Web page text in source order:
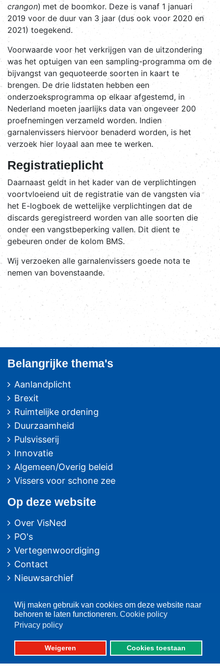
Wij maken gebruik van cookies om deze website naar
behoren te laten functioneren. Cookie policy
Privacy policy
Weigeren Cookies toestaan
crangon) met de boomkor. Deze is vanaf 1 januari
2019 voor de duur van 3 jaar (dus ook voor 2020 en
2021) toegekend.
Voorwaarde voor het verkrijgen van de uitzondering
was het optuigen van een sampling-programma om de
bijvangst van gequoteerde soorten in kaart te
brengen. De drie lidstaten hebben een
onderzoeksprogramma op elkaar afgestemd, in
Nederland moeten jaarlijks data van ongeveer 200
proefnemingen verzameld worden. Indien
garnalenvissers hiervoor benaderd worden, is het
verzoek hier loyaal aan mee te werken.
Registratieplicht
Daarnaast geldt in het kader van de verplichtingen
voortvloeiend uit de registratie van de vangsten via
het E-logboek de wettelijke verplichtingen dat de
discards geregistreerd worden van alle soorten die
onder een vangstbeperking vallen. Dit dient te
gebeuren onder de kolom BMS.
Wij verzoeken alle garnalenvissers goede nota te
nemen van bovenstaande.
Belangrijke thema's
Aanlandplicht
Brexit
Ruimtelijke ordening
Duurzaamheid
Pulsvisserij
Innovatie
Algemeen/Overig beleid
Vissers voor schone zee
Op deze website
Over VisNed
PO's
Vertegenwoordiging
Contact
Nieuwsarchief
Contact informatie
Postbus 59
Bezoekadres: